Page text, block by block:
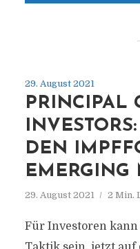
29. August 2021
PRINCIPAL
DEN
EMERGING
29. August 2021 2 Min.
Für Investoren kann